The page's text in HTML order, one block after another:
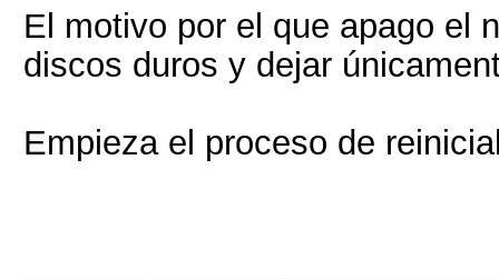
El motivo por el que apago el
discos duros y dejar
Empieza el proceso de